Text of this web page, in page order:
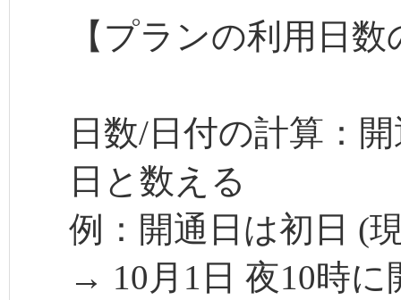
【プランの利用日
日数/日付の計算：
日と数える
例：開通日は初日 (
→ 10月1日 夜10時に